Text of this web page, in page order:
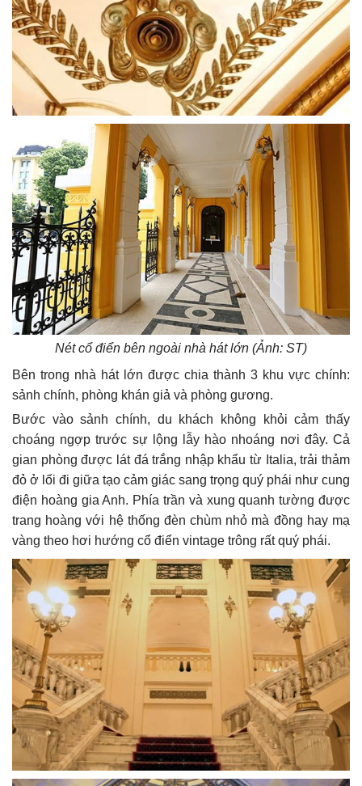
Nét cổ điển bên ngoài nhà hát lớn (Ảnh: ST)
Bên trong nhà hát lớn được chia thành 3 khu vực chính:
sảnh chính, phòng khán giả và phòng gương.
Bước vào sảnh chính, du khách không khỏi cảm thấy
choáng ngợp trước sự lộng lẫy hào nhoáng nơi đây. Cả
gian phòng được lát đá trắng nhập khẩu từ Italia, trải thảm
đỏ ở lối đi giữa tạo cảm giác sang trọng quý phái như cung
điện hoàng gia Anh. Phía trần và xung quanh tường được
trang hoàng với hệ thống đèn chùm nhỏ mà đồng hay mạ
vàng theo hơi hướng cổ điển vintage trông rất quý phái.